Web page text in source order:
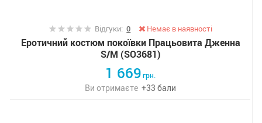
Відгуки:0 Немає в наявності
Еротичний костюм покоївки Працьовита Дженна
S/M (SO3681)
1 669грн.
Ви отримаєте +33 бали